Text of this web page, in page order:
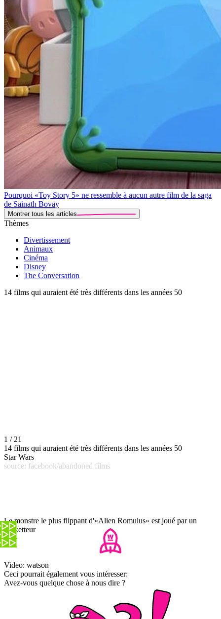
Pourquoi «Toy Story 5» ne ressemble à aucun autre film de la saga
de Sainath Bovay
Montrer tous les articles
Thèmes
Divertissement
Animaux
Cinéma
Disney
The Conversation
14 films qui auraient été très différents dans les années 50
1 / 21
14 films qui auraient été très différents dans les années 50
Star Wars
source: facebook/abandoned films
Le monstre le plus flippant d'«Alien Romulus» est joué par un
basketteur
Video: watson
Ceci pourrait également vous intéresser:
Avez-vous quelque chose à nous dire ?